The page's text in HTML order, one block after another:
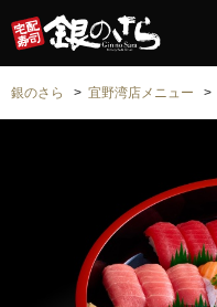
銀のさら 宜野湾店メニュー